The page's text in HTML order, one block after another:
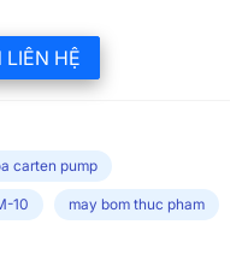
LIÊN HỆ
carten pump
10 may bom thuc pham